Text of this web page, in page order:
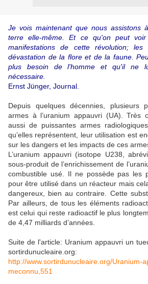
Je vois maintenant que nous assistons
terre elle-même. Et ce qu'on peut
manifestations de cette révolution; les
dévastation de la flore et de la faune.
plus besoin de l'homme et qu'il ne
nécessaire.
Ernst Jünger, Journal.
Depuis quelques décennies, plusieurs
armes à l’uranium appauvri (UA). Très
aussi de puissantes armes
qu’elles représentent, leur utilisation est
sur les dangers et les impacts de ces
L’uranium appauvri (isotope U238,
sous-produit de l’enrichissement de
combustible usé. Il ne possède pas les
pour être utilisé dans un réacteur mais
dangereux, bien au contraire. Cette
Par ailleurs, de tous les éléments
est celui qui reste radioactif le plus
de 4,47 milliards d’années.
Suite de l'article: Uranium appauvri un
sortirdunucleaire.org:
http://www.sortirdunucleaire.org/Uranium-
meconnu,551